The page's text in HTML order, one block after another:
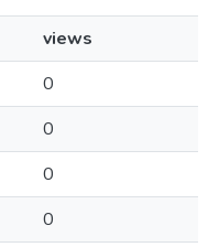
views
0
0
0
0